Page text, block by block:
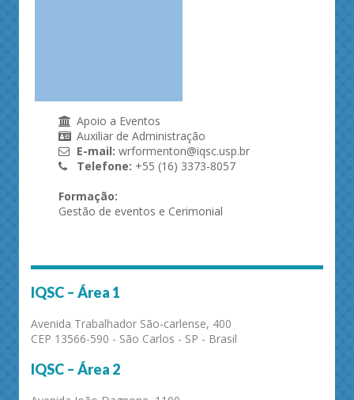
Apoio a Eventos
Auxiliar de Administração
E-mail: wrformenton@iqsc.usp.br
Telefone: +55 (16) 3373-8057
Formação:
Gestão de eventos e Cerimonial
IQSC – Área 1
Avenida Trabalhador São-carlense, 400
CEP 13566-590 - São Carlos - SP - Brasil
IQSC – Área 2